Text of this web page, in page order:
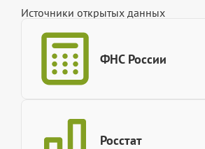
Источники открытых данных
ФНС России
Росстат